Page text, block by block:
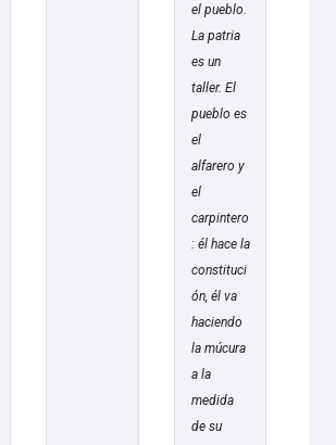
el pueblo.
La patria
es un
taller. El
pueblo es
el
alfarero y
el
carpintero
: él hace la
constituci
ón, él va
haciendo
la múcura
a la
medida
de su